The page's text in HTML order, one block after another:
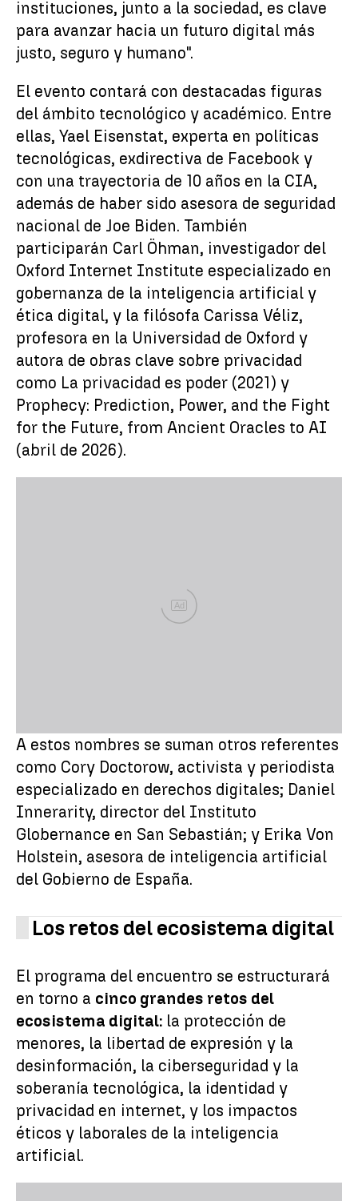
instituciones, junto a la sociedad, es clave
para avanzar hacia un futuro digital más
justo, seguro y humano".
El evento contará con destacadas figuras
del ámbito tecnológico y académico. Entre
ellas, Yael Eisenstat, experta en políticas
tecnológicas, exdirectiva de Facebook y
con una trayectoria de 10 años en la CIA,
además de haber sido asesora de seguridad
nacional de Joe Biden. También
participarán Carl Öhman, investigador del
Oxford Internet Institute especializado en
gobernanza de la inteligencia artificial y
ética digital, y la filósofa Carissa Véliz,
profesora en la Universidad de Oxford y
autora de obras clave sobre privacidad
como La privacidad es poder (2021) y
Prophecy: Prediction, Power, and the Fight
for the Future, from Ancient Oracles to AI
(abril de 2026).
Ad
A estos nombres se suman otros referentes
como Cory Doctorow, activista y periodista
especializado en derechos digitales; Daniel
Innerarity, director del Instituto
Globernance en San Sebastián; y Erika Von
Holstein, asesora de inteligencia artificial
del Gobierno de España.
Los retos del ecosistema digital
El programa del encuentro se estructurará
en torno a cinco grandes retos del
ecosistema digital: la protección de
menores, la libertad de expresión y la
desinformación, la ciberseguridad y la
soberanía tecnológica, la identidad y
privacidad en internet, y los impactos
éticos y laborales de la inteligencia
artificial.